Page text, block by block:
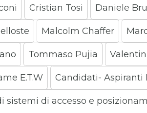
Cristian Tosi Daniele
Malcolm Chaffer
Tommaso Pujia
E.T.W Candidati- Aspiranti
sistemi di accesso e